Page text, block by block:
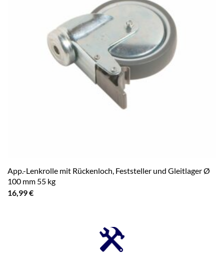
App.-Lenkrolle mit Rückenloch, Feststeller und Gleitlager Ø
100 mm 55 kg
16,99€